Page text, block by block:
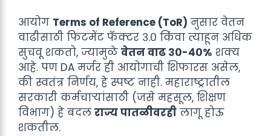
आयोग Terms of Reference (ToR) नुसार वेतन
वाढीसाठी फिटमेंट फॅक्टर ३.० किंवा त्याहून अधिक
सुचवू शकतो, ज्यामुळे वेतन वाढ ३०-४०% शक्य
आहे. पण DA मर्जर ही आयोगाची शिफारस असेल,
की स्वतंत्र निर्णय, हे स्पष्ट नाही. महाराष्ट्रातील
सरकारी कर्मचाऱ्यांसाठी (जसे महसूल, शिक्षण
विभाग) हे बदल राज्य पातळीवरही लागू होऊ
शकतील.